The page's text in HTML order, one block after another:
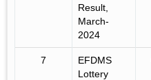
Result,
March-
2024
7
EFDMS
Lottery